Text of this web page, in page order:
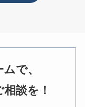
で、
談を！